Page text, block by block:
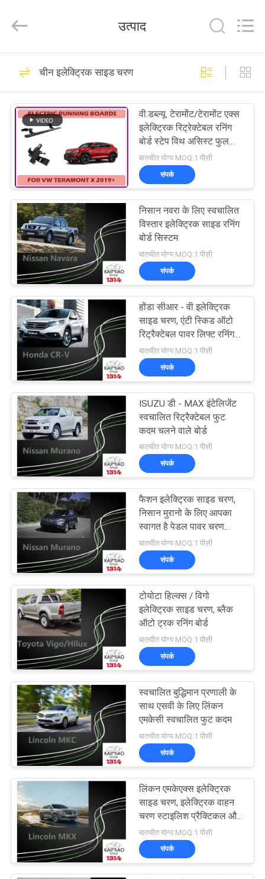
उत्पादों
हमारे
कारखाना
भ्रमण
गुणवत्ता
नियंत्रण
संपर्क
समाचार
एक
उद्धरण
की
विनती
करे
साइटमैप
PRIVACY
POLICY
Technology
Rights
पावर टेलगेट लिफ्ट किट
166
स्वचालित टैयलगेट लिफ्ट
145
पावर टेलगेट लिफ्ट
55
पावर लिफ्टगेट
पावर टेलगेट
58
इलेक्ट्रिक सक्शन दरवाजा
43
इलेक्ट्रिक टेलगेट
उत्पाद
चीन इलेक्ट्रिक साइड चरण
वी.डब्ल्यू. टेरामोंट/टेरामोंट एक्स
इलेक्ट्रिक रिट्रेक्टेबल रनिंग
बोर्ड स्टेप विथ असिस्ट फुल
ऑटोमैटिक
बातचीत योग्य MOQ:1 पीसी
संपर्क
निसान नवरा के लिए स्वचालित
विस्तार इलेक्ट्रिक साइड रनिंग
बोर्ड सिस्टम
बातचीत योग्य MOQ:1 पीसी
संपर्क
होंडा सीआर - वी इलेक्ट्रिक
साइड चरण, एंटी स्किड ऑटो
रिट्रैक्टेबल पावर लिफ्ट रनिंग
बोर्ड
बातचीत योग्य MOQ:1 पीसी
संपर्क
ISUZU डी - MAX इंटेलिजेंट
स्वचालित रिट्रैक्टेबल फुट
कदम चलने वाले बोर्ड
बातचीत योग्य MOQ:1 पीसी
संपर्क
फैशन इलेक्ट्रिक साइड चरण,
निसान मुरानो के लिए आपका
स्वागत है पेडल पावर चरण
चलने वाले बोर्ड
बातचीत योग्य MOQ:1 पीसी
संपर्क
टोयोटा हिल्क्स / विगो
इलेक्ट्रिक साइड चरण, ब्लैक
ऑटो ट्रक रनिंग बोर्ड
बातचीत योग्य MOQ:1 पीसी
संपर्क
स्वचालित बुद्धिमान प्रणाली के
साथ एसवी के लिए लिंकन
एमकेसी स्वचालित फुट कदम
बातचीत योग्य MOQ:1 पीसी
संपर्क
लिंकन एमकेएक्स इलेक्ट्रिक
साइड चरण, इलेक्ट्रिक वाहन
चरण स्टाइलिश प्रैक्टिकल और
टिकाऊ
बातचीत योग्य MOQ:1 पीसी
संपर्क